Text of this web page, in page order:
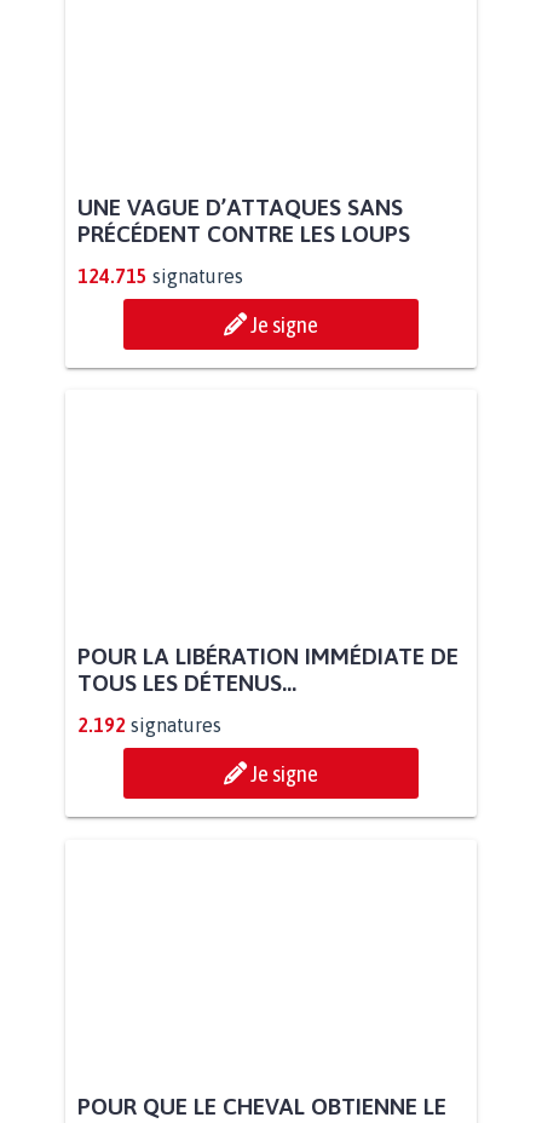
UNE VAGUE D’ATTAQUES SANS
PRÉCÉDENT CONTRE LES LOUPS
124.715 signatures
Je signe
POUR LA LIBÉRATION IMMÉDIATE DE
TOUS LES DÉTENUS...
2.192 signatures
Je signe
POUR QUE LE CHEVAL OBTIENNE LE